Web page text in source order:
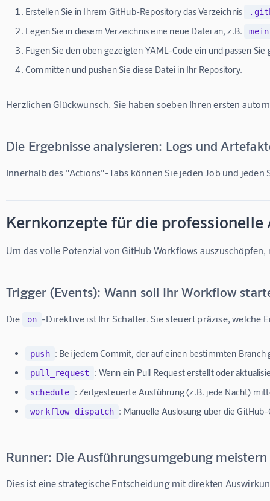
Erstellen Sie in Ihrem GitHub-Repository das Verzeichnis
Legen Sie in diesem Verzeichnis eine neue Datei an, z.B.
Fügen Sie den oben gezeigten YAML-Code ein und passen Sie
Committen und pushen Sie diese Datei in Ihr Repository.
Herzlichen Glückwunsch. Sie haben soeben Ihren ersten
Die Ergebnisse analysieren: Logs und
Innerhalb des "Actions"-Tabs können Sie jeden Job und
Kernkonzepte für die professionelle
Um das volle Potenzial von GitHub Workflows
Trigger (Events): Wann soll Ihr Workflow
Die on -Direktive ist Ihr Schalter. Sie steuert präzise, welche
push : Bei jedem Commit, der auf einen bestimmten Branch
pull_request : Wenn ein Pull Request erstellt oder
schedule : Zeitgesteuerte Ausführung (z.B. jede Nacht)
workflow_dispatch : Manuelle Auslösung über die
Runner: Die Ausführungsumgebung
Dies ist eine strategische Entscheidung mit direkten